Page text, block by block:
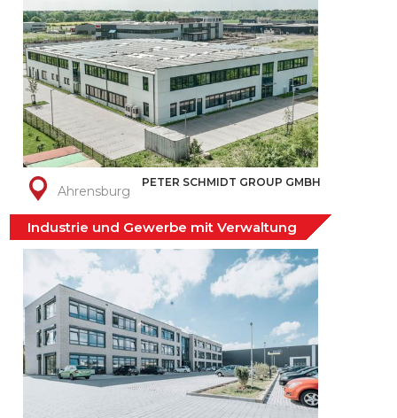
Ahrensburg
PETER SCHMIDT GROUP GMBH
Industrie und Gewerbe mit Verwaltung